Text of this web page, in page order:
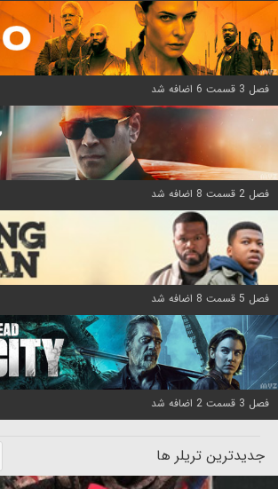
فصل 3 قسمت 6 اضافه شد
فصل 2 قسمت 8 اضافه شد
فصل 5 قسمت 8 اضافه شد
فصل 3 قسمت 2 اضافه شد
جدیدترین تریلر ها